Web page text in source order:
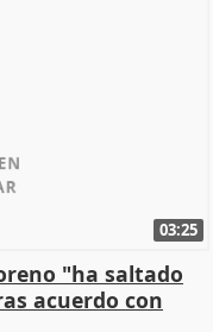
03:25
"ha saltado
acuerdo con